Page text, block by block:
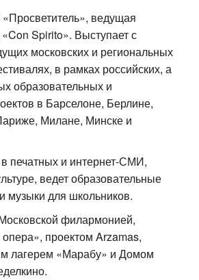
ведущая
Spirito». Выступает с
московских и региональных
в рамках российских, а
образовательных и
в Барселоне, Берлине,
Милане, Минске и
печатных и интернет-СМИ,
ведет образовательные
музыки для школьников.
филармонией,
проектом Arzamas,
лагерем «Марабу» и Домом